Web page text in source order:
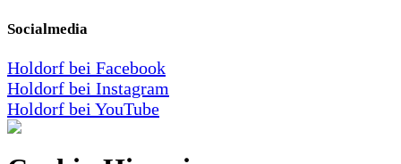
Socialmedia
Holdorf bei Facebook
Holdorf bei Instagram
Holdorf bei YouTube